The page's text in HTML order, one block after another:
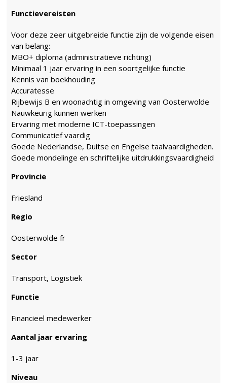
Functievereisten
Voor deze zeer uitgebreide functie zijn de volgende eisen
van belang:
MBO+ diploma (administratieve richting)
Minimaal 1 jaar ervaring in een soortgelijke functie
Kennis van boekhouding
Accuratesse
Rijbewijs B en woonachtig in omgeving van Oosterwolde
Nauwkeurig kunnen werken
Ervaring met moderne ICT-toepassingen
Communicatief vaardig
Goede Nederlandse, Duitse en Engelse taalvaardigheden.
Goede mondelinge en schriftelijke uitdrukkingsvaardigheid
Provincie
Friesland
Regio
Oosterwolde fr
Sector
Transport, Logistiek
Functie
Financieel medewerker
Aantal jaar ervaring
1-3 jaar
Niveau